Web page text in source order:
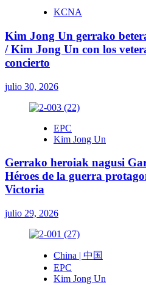
KCNA
Kim Jong Un gerrako
/ Kim Jong Un con los
concierto
julio 30, 2026
EPC
Kim Jong Un
Gerrako heroiak nagusi
Héroes de la guerra
Victoria
julio 29, 2026
China | 中国
EPC
Kim Jong Un